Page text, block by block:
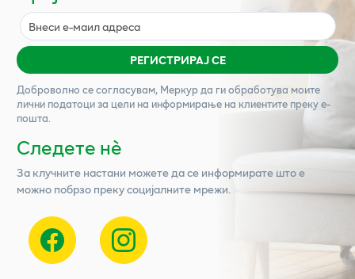
РЕГИСТРИРАЈ СЕ
Доброволно се согласувам, Меркурда ги обработува моите
лични податоци за цели на информирање на клиентите преку е-
пошта.
Следете нѐ
За клучните настани можете да се информирате што е
можно побрзо преку социјалните мрежи.